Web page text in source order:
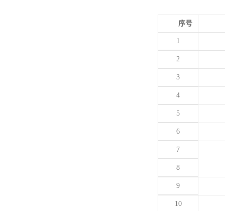
序号
1
2
3
4
5
6
7
8
9
10